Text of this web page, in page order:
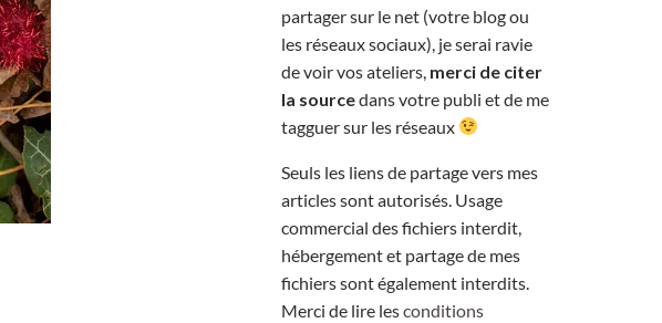
partager sur le net (votre blog ou
les réseaux sociaux), je serai ravie
de voir vos ateliers,merci de citer
la sourcedans votre publi et de me
tagguer sur les réseaux
Seuls les liens de partage vers mes
articles sont autorisés. Usage
commercial des fichiers interdit,
hébergement et partage de mes
fichiers sont également interdits.
Merci de lire lesconditions